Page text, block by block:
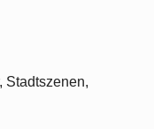
Stadtszenen,